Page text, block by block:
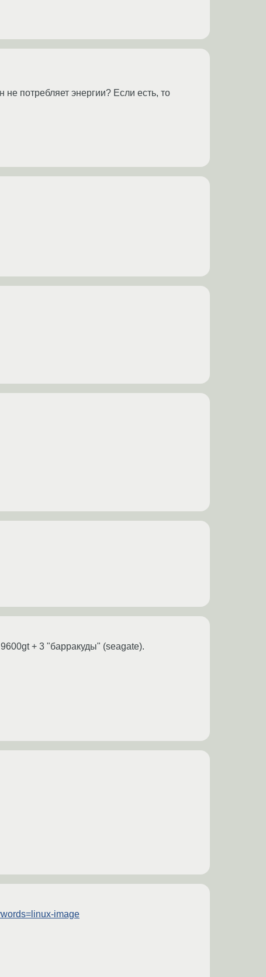
потребляет энергии? Если есть, то
+ 3 "барракуды" (seagate).
image